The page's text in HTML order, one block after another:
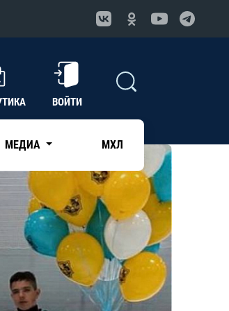
ВОЙТИ
МЕДИА МХЛ